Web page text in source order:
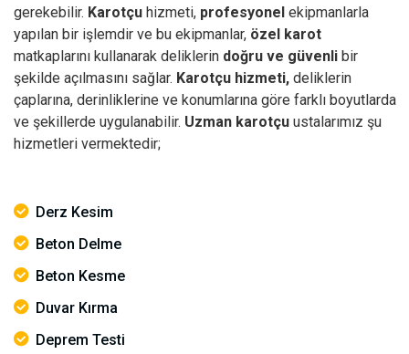
gerekebilir. Karotçu hizmeti, profesyonel ekipmanlarla
yapılan bir işlemdir ve bu ekipmanlar, özel karot
matkaplarını kullanarak deliklerin doğru ve güvenli bir
şekilde açılmasını sağlar. Karotçu hizmeti, deliklerin
çaplarına, derinliklerine ve konumlarına göre farklı boyutlarda
ve şekillerde uygulanabilir. Uzman karotçu ustalarımız şu
hizmetleri vermektedir;
Derz Kesim
Beton Delme
Beton Kesme
Duvar Kırma
Deprem Testi